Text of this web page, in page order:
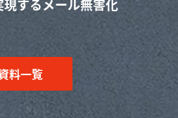
するメール無害化
料一覧